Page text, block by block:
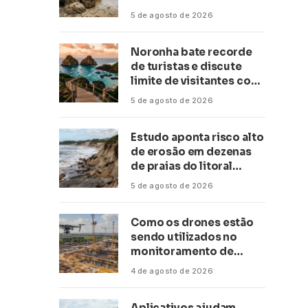
conservação
5 de agosto de 2026
Noronha bate recorde
de turistas e discute
limite de visitantes com
a Anac
5 de agosto de 2026
Estudo aponta risco alto
de erosão em dezenas
de praias do litoral
paulista
5 de agosto de 2026
Como os drones estão
sendo utilizados no
monitoramento de
obras de grande porte?
4 de agosto de 2026